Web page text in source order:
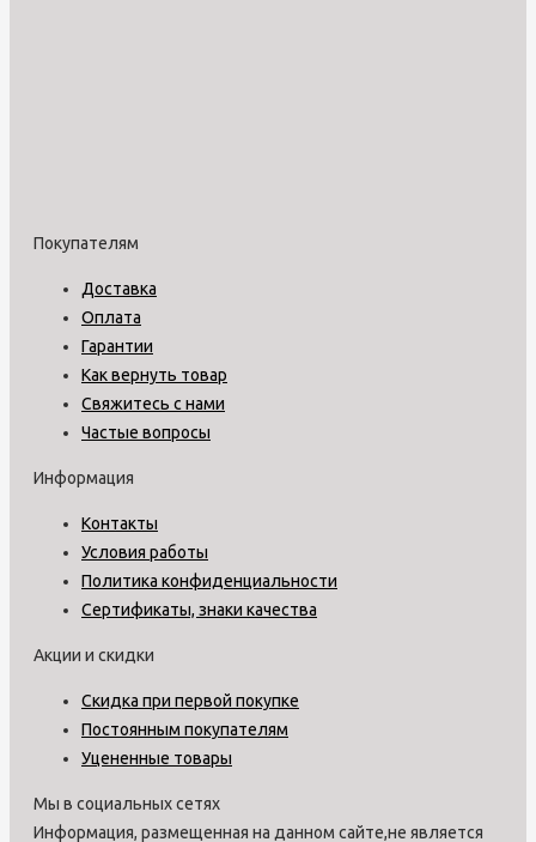
Покупателям
Доставка
Оплата
Гарантии
Как вернуть товар
Свяжитесь с нами
Частые вопросы
Информация
Контакты
Условия работы
Политика конфиденциальности
Сертификаты, знаки качества
Акции и скидки
Скидка при первой покупке
Постоянным покупателям
Уцененные товары
Мы в социальных сетях
Информация, размещенная на данном сайте,не является